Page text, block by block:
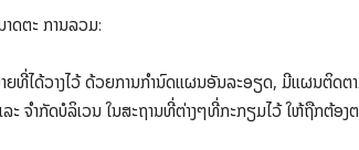
າດຕະ ການລວມ:
ທີ່ໄດ້ວາງໄວ້ ດ້ວຍການກຳນົດແຜນອັນລະອຽດ, ມີແຜນຕິດຕ
ຈຳກັດບໍລິເວນ ໃນສະຖານທີ່ຕ່າງໆທີ່ກະກຽມໄວ້ ໃຫ້ຖືກຕ້ອງ